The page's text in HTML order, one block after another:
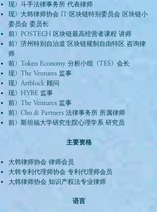
现）斗手法律事务所 代表律师
现）大韩律师协会 IT·区块链特别委员会 区块链小
委员会 委员长
前）POSTECH 区块链最高经营者课程 讲师
前）济州特别自治道 区块链规制自由特区 咨询律
师
前）Token Economy 分析小组（TES）会长
现）The Ventures 监事
现）Artblock 顾问
现）HYBE 监事
前）The Ventures 监事
前）Cho & Partners 法律事务所 所属律师
前）斯坦福大学研究生院心理学系 研究员
主要资格
大韩律师协会 律师会员
大韩专利代理师协会 专利代理师会员
大韩律师协会 知识产权法专业律师
语言